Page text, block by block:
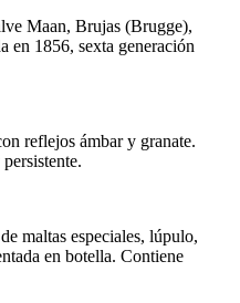
Maan, Brujas (Brugge),
en 1856, sexta generación
reflejos ámbar y granate.
maltas especiales, lúpulo,
en botella. Contiene